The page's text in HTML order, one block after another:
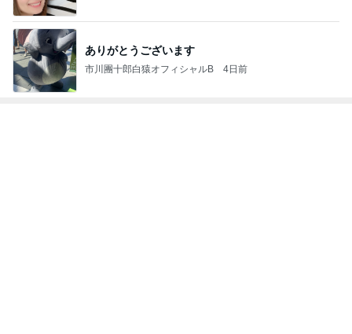
ありがとうございます
市川團十郎白猿オフィシャルB 4日前